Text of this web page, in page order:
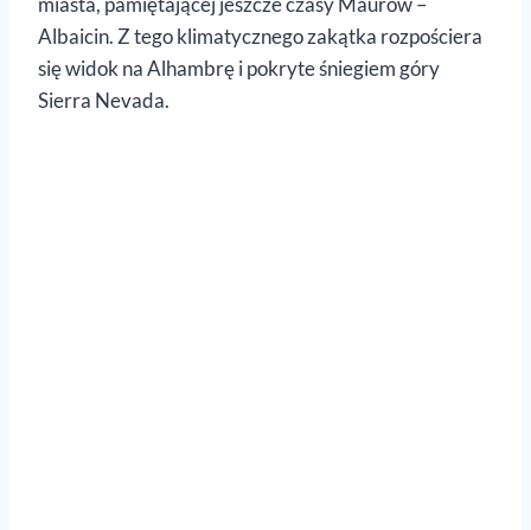
Albaicin. Z tego klimatycznego zakątka rozpościera
się widok na Alhambrę i pokryte śniegiem góry
Sierra Nevada.